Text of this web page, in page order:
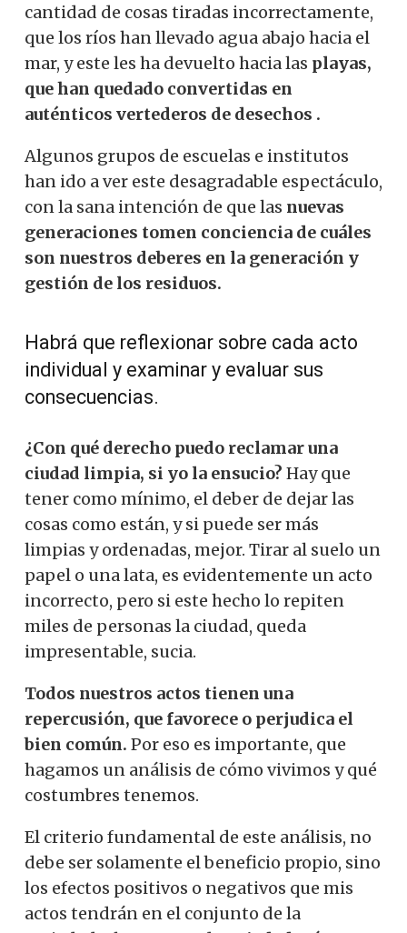
cantidad de cosas tiradas incorrectamente,
que los ríos han llevado agua abajo hacia el
mar, y este les ha devuelto hacia las playas,
que han quedado convertidas en
auténticos vertederos de desechos .
Algunos grupos de escuelas e institutos
han ido a ver este desagradable espectáculo,
con la sana intención de que las nuevas
generaciones tomen conciencia de cuáles
son nuestros deberes en la generación y
gestión de los residuos.
Habrá que reflexionar sobre cada acto
individual y examinar y evaluar sus
consecuencias.
¿Con qué derecho puedo reclamar una
ciudad limpia, si yo la ensucio? Hay que
tener como mínimo, el deber de dejar las
cosas como están, y si puede ser más
limpias y ordenadas, mejor. Tirar al suelo un
papel o una lata, es evidentemente un acto
incorrecto, pero si este hecho lo repiten
miles de personas la ciudad, queda
impresentable, sucia.
Todos nuestros actos tienen una
repercusión, que favorece o perjudica el
bien común. Por eso es importante, que
hagamos un análisis de cómo vivimos y qué
costumbres tenemos.
El criterio fundamental de este análisis, no
debe ser solamente el beneficio propio, sino
los efectos positivos o negativos que mis
actos tendrán en el conjunto de la